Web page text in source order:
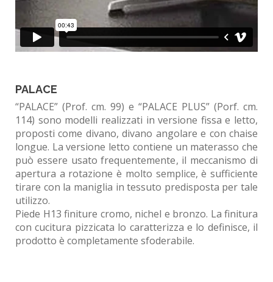
PALACE
“PALACE” (Prof. cm. 99) e “PALACE PLUS” (Porf. cm.
114) sono modelli realizzati in versione fissa e letto,
proposti come divano, divano angolare e con chaise
longue. La versione letto contiene un materasso che
può essere usato frequentemente, il meccanismo di
apertura a rotazione è molto semplice, è sufficiente
tirare con la maniglia in tessuto predisposta per tale
utilizzo.
Piede H13 finiture cromo, nichel e bronzo. La finitura
con cucitura pizzicata lo caratterizza e lo definisce, il
prodotto è completamente sfoderabile.